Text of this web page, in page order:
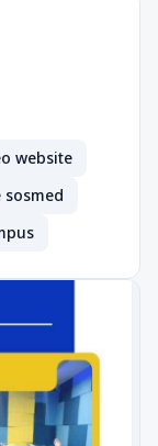
website